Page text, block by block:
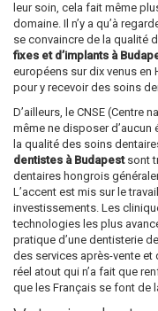
leur soin, cela fait même
domaine. Il n’y a qu’à
se convaincre de la qualité
fixes et d’implants à
européens sur dix venus
pour y recevoir des soins
D’ailleurs, le CNSE (Centre
même ne disposer
la qualité des soins
dentistes à Budapestsont
dentaires hongrois
L’accent est mis sur le
investissements. Les
technologies les plus
pratique d’une dentisterie
des services après-vente
réel atout qui n’a fait que
que les Français se font de